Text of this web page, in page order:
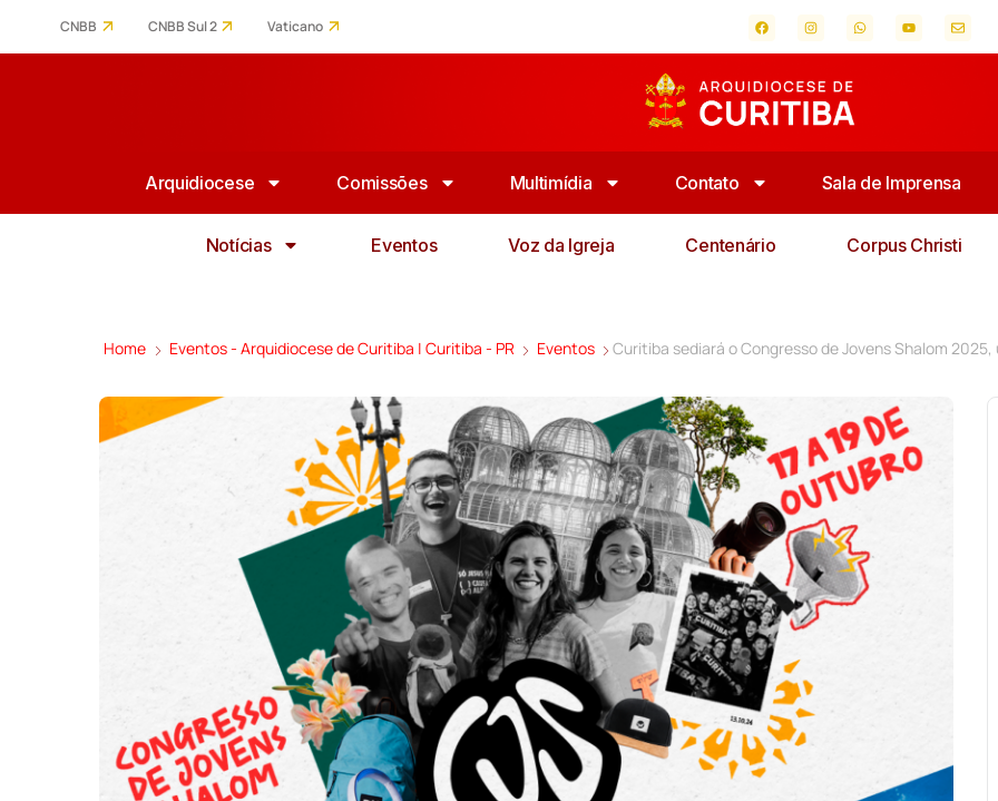
CNBB CNBB Sul 2 Vaticano
Arquidiocese Comissões Multimídia Contato Sala de Imprensa
Notícias Eventos Voz da Igreja Centenário Corpus Christi
Home Eventos - Arquidiocese de Curitiba | Curitiba - PR Eventos Curitiba sediará o Congresso de Jovens Shalom